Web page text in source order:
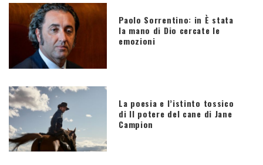
Paolo Sorrentino: in È stata
la mano di Dio cercate le
emozioni
La poesia e l’istinto tossico
di Il potere del cane di Jane
Campion